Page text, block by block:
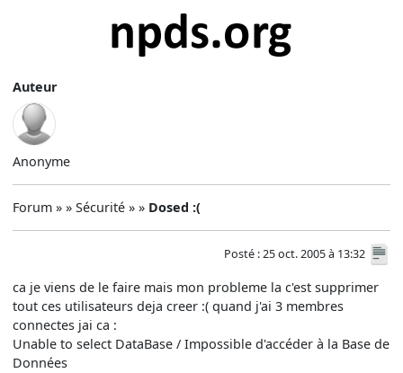
Auteur
Anonyme
Forum » » Sécurité » » Dosed :(
Posté : 25 oct. 2005 à 13:32
ca je viens de le faire mais mon probleme la c'est supprimer
tout ces utilisateurs deja creer :( quand j'ai 3 membres
connectes jai ca :
Unable to select DataBase / Impossible d'accéder à la Base de
Données